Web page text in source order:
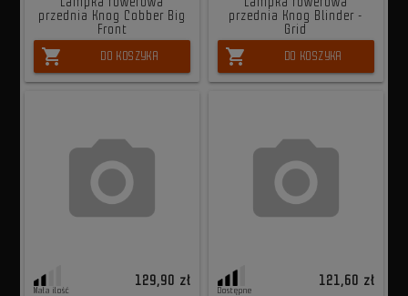
przednia Knog Cobber Big
Front
shopping_cart DO KOSZYKA
przednia Knog Blinder -
Grid
shopping_cart DO KOSZYKA
Mała ilość
129,90 zł
Dostępne
121,60 zł